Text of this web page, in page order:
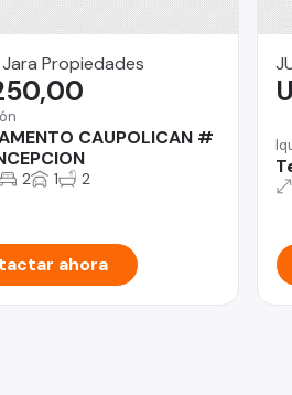
Propiedades
CAUPOLICAN #
2 1 2
ahora